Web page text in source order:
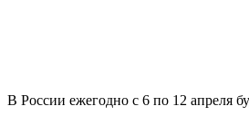
В России ежегодно с 6 по 12 апреля